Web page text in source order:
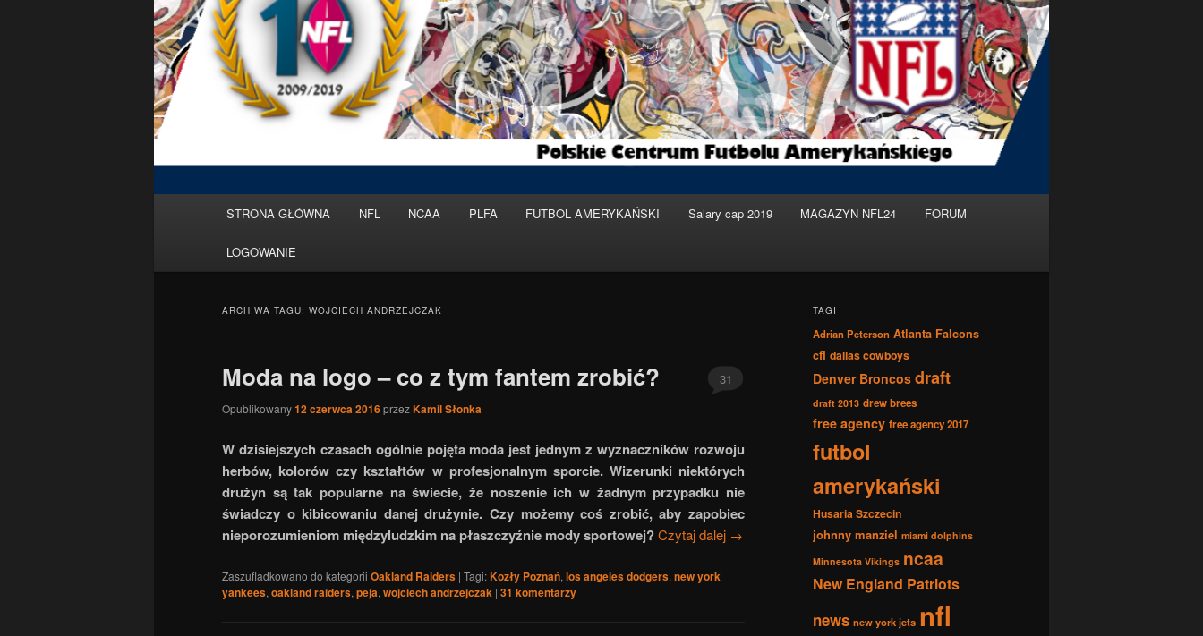
Przeskocz
do
tekstu
Przeskocz
do
widgetów
STRONA GŁÓWNA NFL NCAA PLFA FUTBOL AMERYKAŃSKI Salary cap 2019 MAGAZYN NFL24 FORUM
LOGOWANIE
ARCHIWA TAGU: WOJCIECH ANDRZEJCZAK
Moda na logo – co z tym fantem zrobić?
Opublikowany12 czerwca 2016przezKamil Słonka
31
W dzisiejszych czasach ogólnie pojęta moda jest jednym z wyznaczników rozwoju
herbów, kolorów czy kształtów w profesjonalnym sporcie. Wizerunki niektórych
drużyn są tak popularne na świecie, że noszenie ich w żadnym przypadku nie
świadczy o kibicowaniu danej drużynie. Czy możemy coś zrobić, aby zapobiec
nieporozumieniom międzyludzkim na płaszczyźnie mody sportowej?Czytaj dalej →
Zaszufladkowano do kategorii Oakland Raiders | Tagi:Kozły Poznań, los angeles dodgers, new york
yankees, oakland raiders, peja, wojciech andrzejczak | 31 komentarzy
TAGI
Adrian Peterson Atlanta Falcons
cfl dallas cowboys
Denver Broncos draft
draft 2013 drew brees
free agency free agency 2017
futbol
amerykański
Husaria Szczecin
johnny manziel miami dolphins
Minnesota Vikings ncaa
New England Patriots
news new york jets nfl